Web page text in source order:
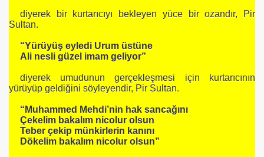
diyerek bir kurtarıcıyı bekleyen yüce bir ozandır, Pir
Sultan.
“Yürüyüş eyledi Urum üstüne
Ali nesli güzel imam geliyor”
diyerek umudunun gerçekleşmesi için kurtarıcının
yürüyüp geldiğini söyleyendir, Pir Sultan.
“Muhammed Mehdi’nin hak sancağını
Çekelim bakalım nicolur olsun
Teber çekip münkirlerin kanını
Dökelim bakalım nicolur olsun”